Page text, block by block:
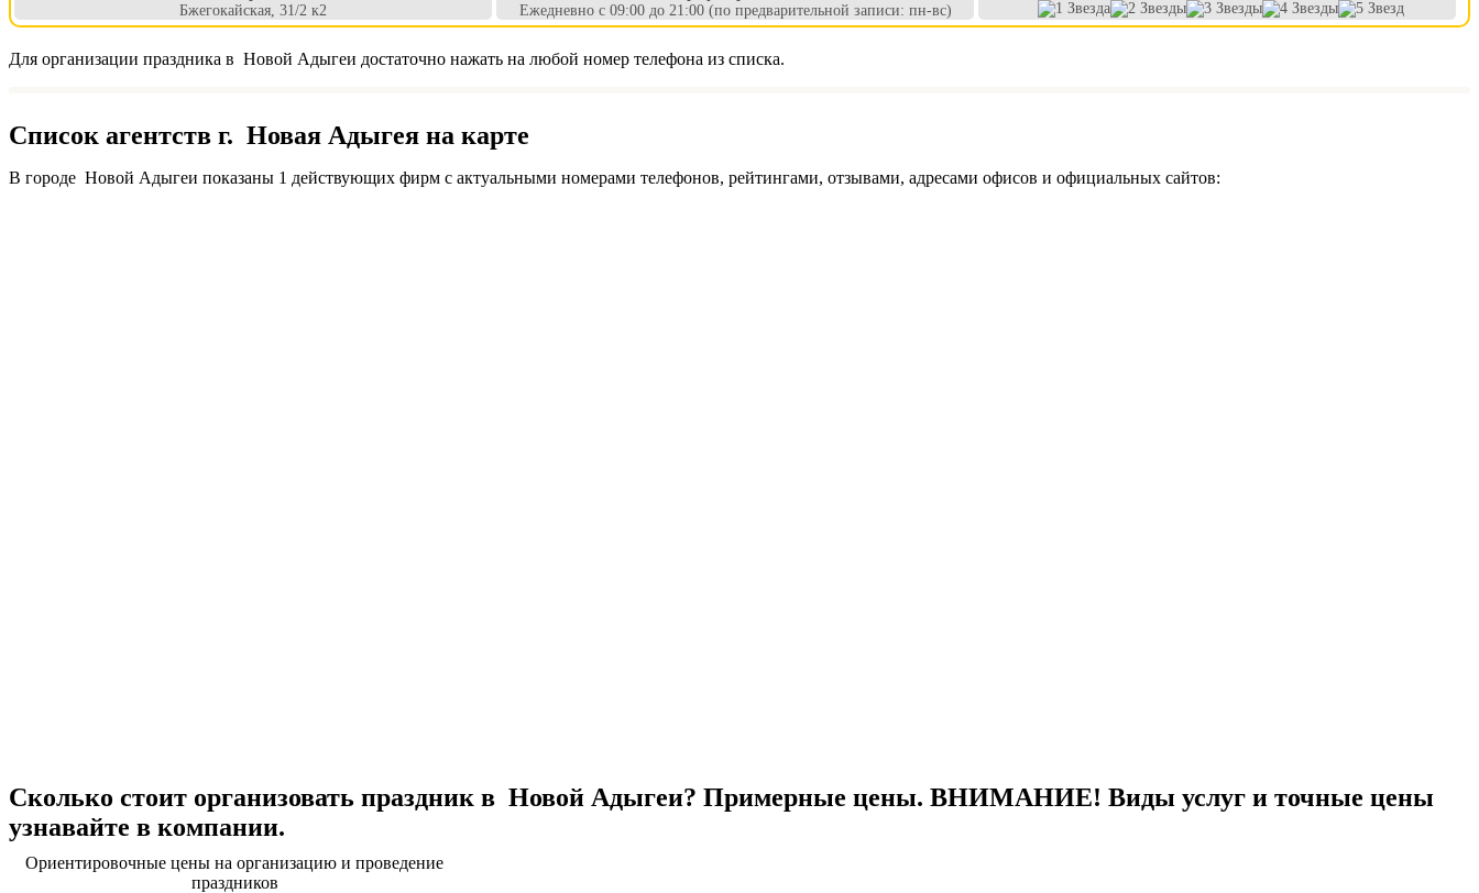
Бжегокайская, 31/2 к2
Ежедневно с 09:00 до 21:00 (по предварительной записи: пн-вс)
Для организации праздника в Новой Адыгеи достаточно нажать на любой номер телефона из списка.
Список агентств г. Новая Адыгея на карте
В городе Новой Адыгеи показаны 1 действующих фирм с актуальными номерами телефонов, рейтингами, отзывами, адресами офисов и официальных сайтов:
Сколько стоит организовать праздник в Новой Адыгеи? Примерные цены. ВНИМАНИЕ! Виды услуг и точные цены
узнавайте в компании.
Ориентировочные цены на организацию и проведение
праздников